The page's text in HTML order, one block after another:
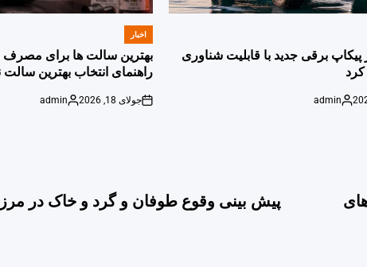
برقی جدید با قابلیت شناوری
کرد
Posted
admin
POSTED
اخبار
بهترین سالت ها برای مصرف
راهنمای انتخاب بهترین سالت
on
جولای 18, 2026
Posted
admin
پیش بینی وقوع طوفان و گرد و خاک در